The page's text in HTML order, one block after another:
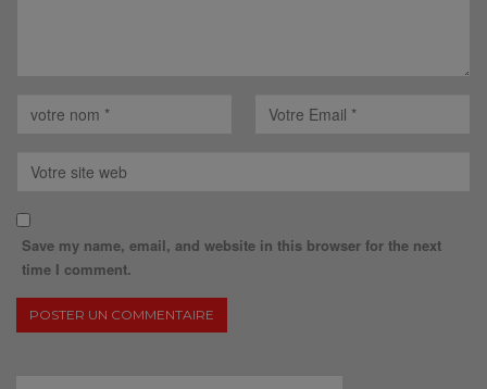
Save my name, email, and website in this browser for the next
time I comment.